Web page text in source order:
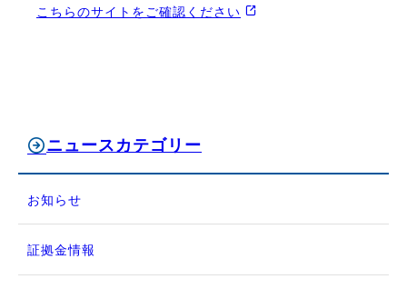
こちらのサイトをご確認ください
ニュースカテゴリー
お知らせ
証拠金情報